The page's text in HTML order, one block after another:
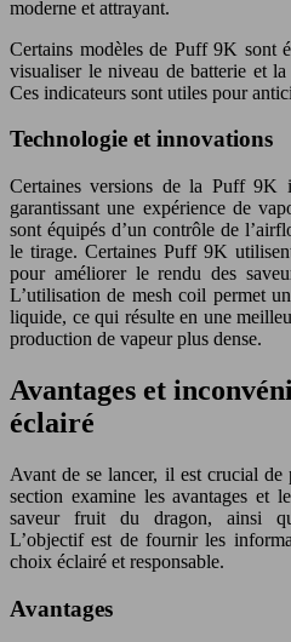
moderne et attrayant.
Certains modèles de Puff 9K sont
visualiser le niveau de batterie et
Ces indicateurs sont utiles pour
Technologie et innovations
Certaines versions de la Puff 9K
garantissant une expérience de
sont équipés d’un contrôle de
le tirage. Certaines Puff 9K
pour améliorer le rendu des
L’utilisation de mesh coil permet
liquide, ce qui résulte en une
production de vapeur plus dense.
Avantages et
éclairé
Avant de se lancer, il est crucial
section examine les avantages et
saveur fruit du dragon, ainsi
L’objectif est de fournir les
choix éclairé et responsable.
Avantages